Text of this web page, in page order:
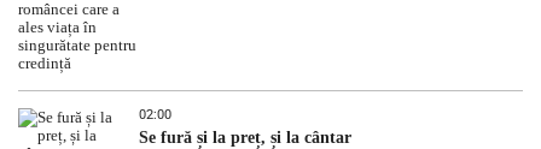
02:00
Se fură și la preț, și la cântar